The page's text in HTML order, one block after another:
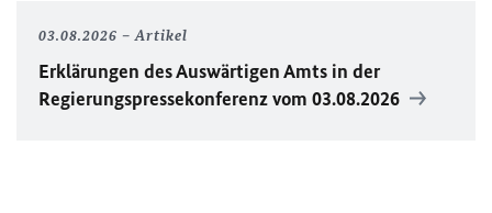
03.08.2026 Artikel
Erklärungen des Auswärtigen Amts in der
Regierungspressekonferenz vom 03.08.2026